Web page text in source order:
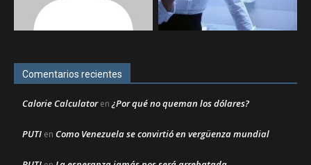
Comentarios recientes
Calorie Calculatoren¿Por qué no queman los dólares?
PUTI en Como Venezuela se convirtió en vergüenza mundial